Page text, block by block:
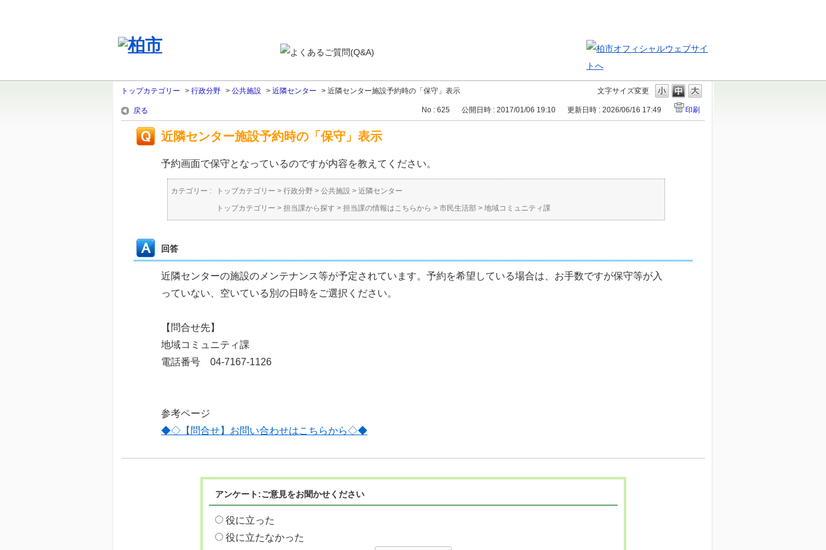
文字サイズ変更
トップカテゴリー > 行政分野 > 公共施設 > 近隣センター > 近隣センター施設予約時の「保守」表示
戻る No : 625 公開日時 : 2017/01/06 19:10 更新日時 : 2026/06/16 17:49 印刷
近隣センター施設予約時の「保守」表示
予約画面で保守となっているのですが内容を教えてください。
カテゴリー : トップカテゴリー > 行政分野 > 公共施設 > 近隣センター
トップカテゴリー > 担当課から探す > 担当課の情報はこちらから > 市民生活部 > 地域コミュニティ課
回答
近隣センターの施設のメンテナンス等が予定されています。予約を希望している場合は、お手数ですが保守等が入
っていない、空いている別の日時をご選択ください。
【問合せ先】
地域コミュニティ課
電話番号 04-7167-1126
参考ページ
◆◇【問合せ】お問い合わせはこちらから◇◆
アンケート:ご意見をお聞かせください
役に立った
役に立たなかった